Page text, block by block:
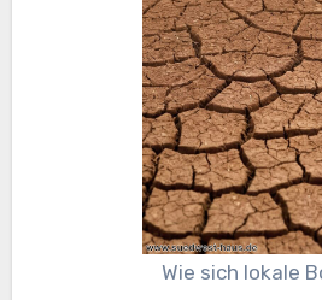
Wie sich lokale